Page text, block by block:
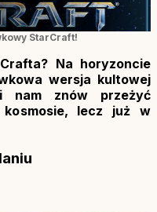
StarCraft!
Na horyzoncie
wersja kultowej
znów przeżyć
kosmosie, lecz już w